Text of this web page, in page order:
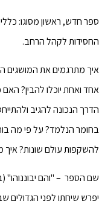
ספר חדש, ראשון מסוגו:
החסידות לקהל הרחב.
איך מתרגמים את המושגים
אחד ואחת יוכלו להבין?
הדרך הנכונה להגיב
בחומר הנלמד? על פי מה
להשקפות עולם שונות? איך
שם הספר – "והם יבוננוהו"
יפרש שיחתו לפני הגדולים